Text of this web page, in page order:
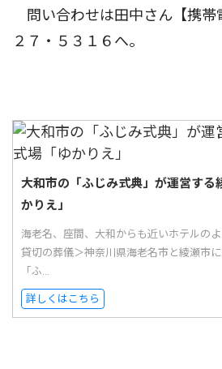
問い合わせは田中さん【携帯
２７・５３１６へ。
大和市の「ふじみ式典」が運営する
かりえ」
海老名、座間、大和からも近いホテルの
貸切の葬儀＞神奈川県海老名市と綾瀬市
「ふ...
詳しくはこちら